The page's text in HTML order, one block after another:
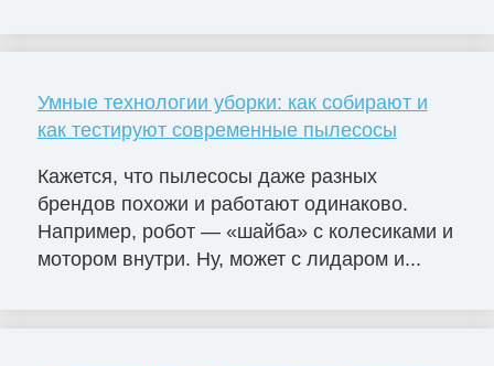
Умные технологии уборки: как собирают и
как тестируют современные пылесосы
Кажется, что пылесосы даже разных
брендов похожи и работают одинаково.
Например, робот — «шайба» с колесиками и
мотором внутри. Ну, может с лидаром и...